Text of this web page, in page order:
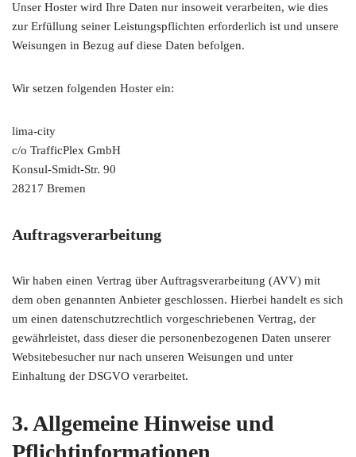
Unser Hoster wird Ihre Daten nur insoweit verarbeiten, wie dies
zur Erfüllung seiner Leistungspflichten erforderlich ist und unsere
Weisungen in Bezug auf diese Daten befolgen.
Wir setzen folgenden Hoster ein:
lima-city
c/o TrafficPlex GmbH
Konsul-Smidt-Str. 90
28217 Bremen
Auftragsverarbeitung
Wir haben einen Vertrag über Auftragsverarbeitung (AVV) mit
dem oben genannten Anbieter geschlossen. Hierbei handelt es sich
um einen datenschutzrechtlich vorgeschriebenen Vertrag, der
gewährleistet, dass dieser die personenbezogenen Daten unserer
Websitebesucher nur nach unseren Weisungen und unter
Einhaltung der DSGVO verarbeitet.
3. Allgemeine Hinweise und
Pflichtinformationen